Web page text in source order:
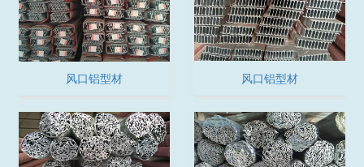
风口铝型材 风口铝型材